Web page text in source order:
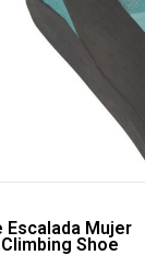
Escalada Mujer
Shoe